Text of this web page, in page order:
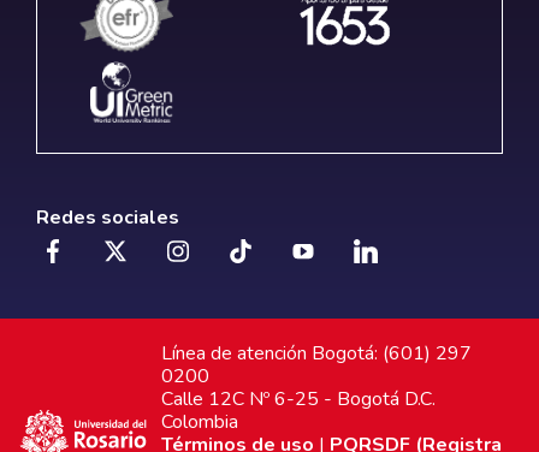
Redes sociales
Línea de atención Bogotá: (601) 297
0200
Calle 12C Nº 6-25 - Bogotá D.C.
Colombia
Términos de uso | PQRSDF (Registra